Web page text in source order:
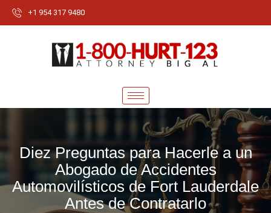
+1 954 317 9480
Diez Preguntas para Hacerle a un
Abogado de Accidentes
Automovilísticos de Fort Lauderdale
Antes de Contratarlo